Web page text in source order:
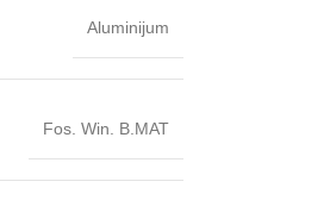
Aluminijum
Fos. Win. B.MAT